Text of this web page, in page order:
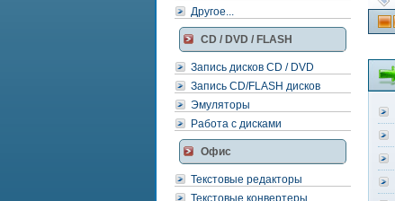
Другое...
CD / DVD / FLASH
Запись дисков CD / DVD
Запись CD/FLASH дисков
Эмуляторы
Работа с дисками
Офис
Текстовые редакторы
Текстовые конвертеры